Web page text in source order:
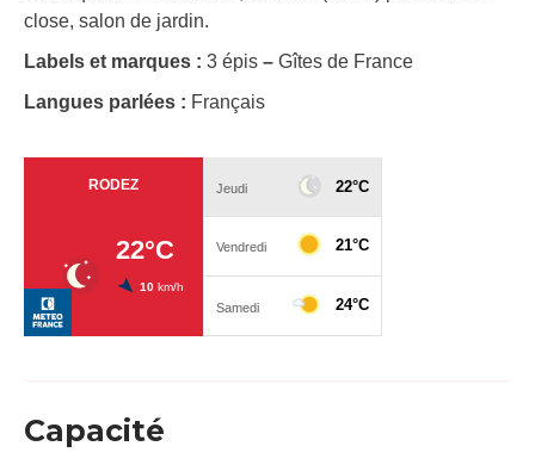
close, salon de jardin.
Labels et marques : 3 épis – Gîtes de France
Langues parlées : Français
Capacité